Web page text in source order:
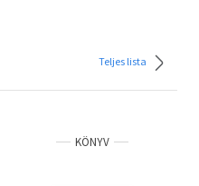
Teljes lista
KÖNYV